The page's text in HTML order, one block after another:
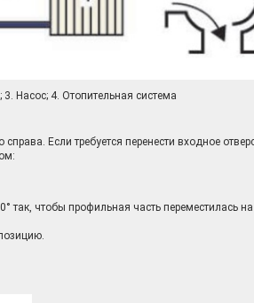
Насос; 4. Отопительная система
Если требуется перенести входное
так, чтобы профильная часть переместилась на